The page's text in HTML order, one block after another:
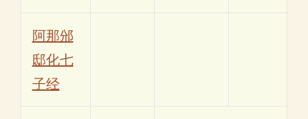
阿那邠
邸化七
子经